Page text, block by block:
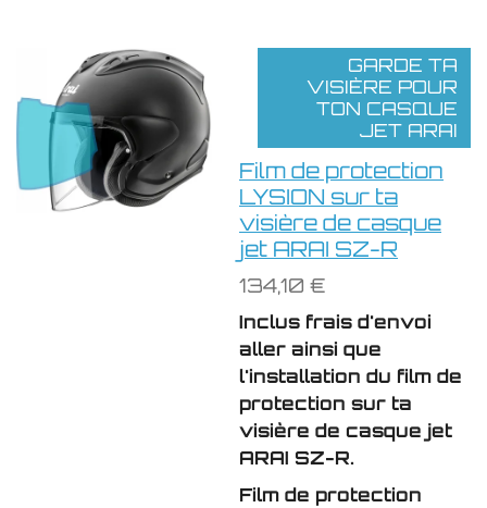
GARDE TA
VISIÈRE POUR
TON CASQUE
JET ARAI
Film de protection
LYSION sur ta
visière de casque
jet ARAI SZ-R
134,10 €
Inclus frais d'envoi
aller ainsi que
l'installation du film de
protection sur ta
visière de casque jet
ARAI SZ-R.
Film de protection